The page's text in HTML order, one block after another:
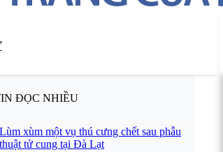
ĐỌC NHIỀU
Lùm xùm một vụ thú cưng chết sau phẫu
thuật tử cung tại Đà Lạt